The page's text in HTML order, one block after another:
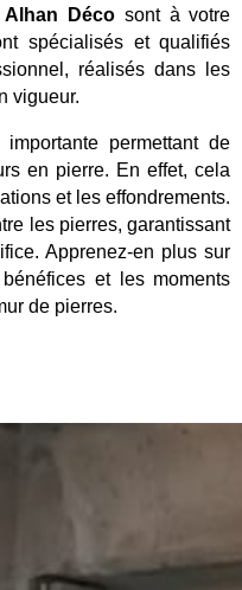
Alhan Décosont à votre
spécialisés et qualifiés
réalisés dans les
vigueur.
permettant de
en pierre. En effet, cela
et les effondrements.
les pierres, garantissant
Apprenez-en plus sur
et les moments
de pierres.